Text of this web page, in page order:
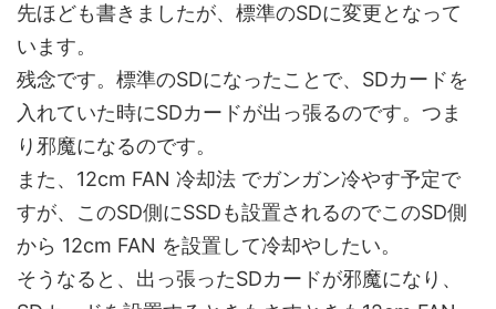
先ほども書きましたが、標準のSDに変更となって
います。
残念です。標準のSDになったことで、SDカードを
入れていた時にSDカードが出っ張るのです。つま
り邪魔になるのです。
また、12cm FAN 冷却法 でガンガン冷やす予定で
すが、このSD側にSSDも設置されるのでこのSD側
から 12cm FAN を設置して冷却やしたい。
そうなると、出っ張ったSDカードが邪魔になり、